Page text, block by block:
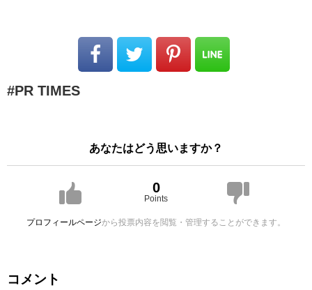
PR TIMES
あなたはどう思いますか？
0
Points
プロフィールページから投票内容を閲覧・管理することができます。
コメント